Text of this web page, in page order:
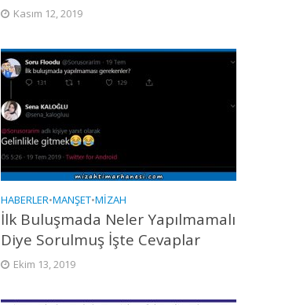
Kasım 12, 2019
HABERLER•MANŞET•MIZAH
İlk Buluşmada Neler Yapılmamalı
Diye Sorulmuş İşte Cevaplar
Ekim 13, 2019